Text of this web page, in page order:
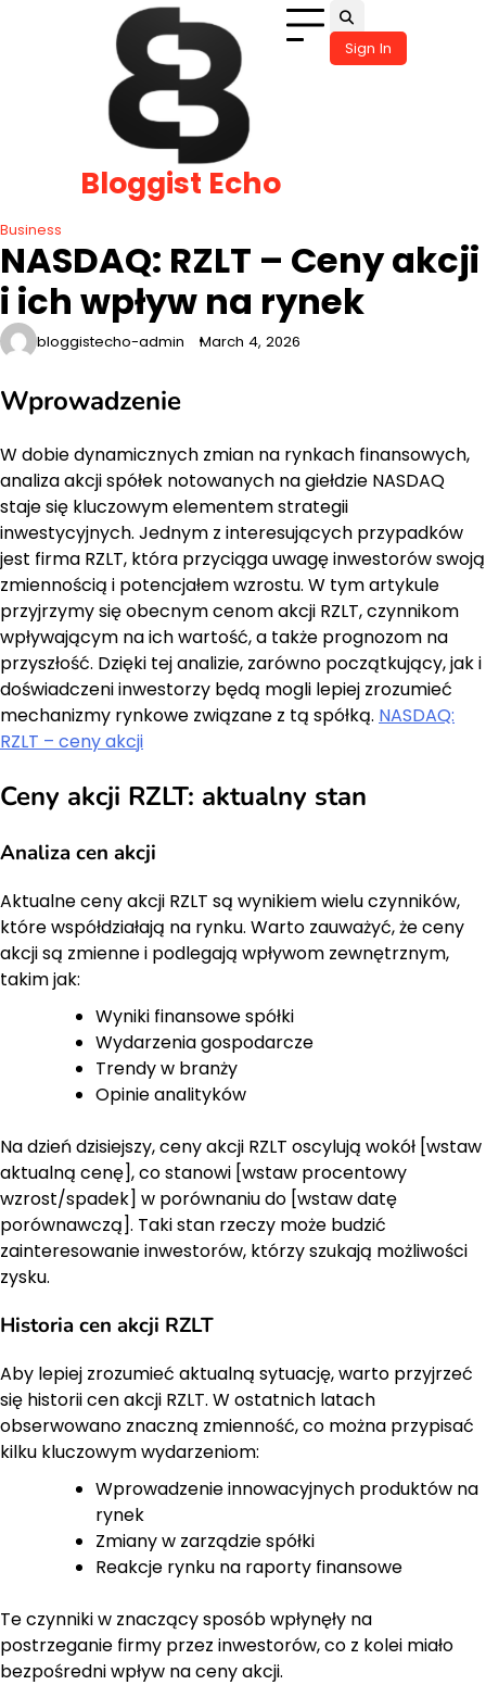
Bloggist Echo
Sign In
Business
NASDAQ: RZLT – Ceny akcji
i ich wpływ na rynek
bloggistecho-admin March 4, 2026
Wprowadzenie
W dobie dynamicznych zmian na rynkach finansowych,
analiza akcji spółek notowanych na giełdzie NASDAQ
staje się kluczowym elementem strategii
inwestycyjnych. Jednym z interesujących przypadków
jest firma RZLT, która przyciąga uwagę inwestorów swoją
zmiennością i potencjałem wzrostu. W tym artykule
przyjrzymy się obecnym cenom akcji RZLT, czynnikom
wpływającym na ich wartość, a także prognozom na
przyszłość. Dzięki tej analizie, zarówno początkujący, jak i
doświadczeni inwestorzy będą mogli lepiej zrozumieć
mechanizmy rynkowe związane z tą spółką. NASDAQ:
RZLT – ceny akcji
Ceny akcji RZLT: aktualny stan
Analiza cen akcji
Aktualne ceny akcji RZLT są wynikiem wielu czynników,
które współdziałają na rynku. Warto zauważyć, że ceny
akcji są zmienne i podlegają wpływom zewnętrznym,
takim jak:
Wyniki finansowe spółki
Wydarzenia gospodarcze
Trendy w branży
Opinie analityków
Na dzień dzisiejszy, ceny akcji RZLT oscylują wokół [wstaw
aktualną cenę], co stanowi [wstaw procentowy
wzrost/spadek] w porównaniu do [wstaw datę
porównawczą]. Taki stan rzeczy może budzić
zainteresowanie inwestorów, którzy szukają możliwości
zysku.
Historia cen akcji RZLT
Aby lepiej zrozumieć aktualną sytuację, warto przyjrzeć
się historii cen akcji RZLT. W ostatnich latach
obserwowano znaczną zmienność, co można przypisać
kilku kluczowym wydarzeniom:
Wprowadzenie innowacyjnych produktów na
rynek
Zmiany w zarządzie spółki
Reakcje rynku na raporty finansowe
Te czynniki w znaczący sposób wpłynęły na
postrzeganie firmy przez inwestorów, co z kolei miało
bezpośredni wpływ na ceny akcji.